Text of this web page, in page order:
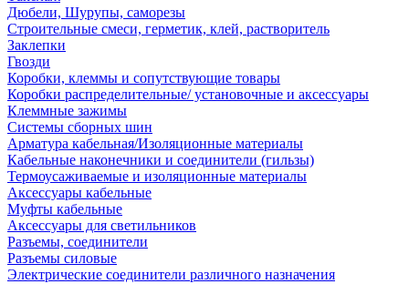
Дюбели, Шурупы, саморезы
Строительные смеси, герметик, клей, растворитель
Заклепки
Гвозди
Коробки, клеммы и сопутствующие товары
Коробки распределительные/ установочные и аксессуары
Клеммные зажимы
Системы сборных шин
Арматура кабельная/Изоляционные материалы
Кабельные наконечники и соединители (гильзы)
Термоусаживаемые и изоляционные материалы
Аксессуары кабельные
Муфты кабельные
Аксессуары для светильников
Разъемы, соединители
Разъемы силовые
Электрические соединители различного назначения